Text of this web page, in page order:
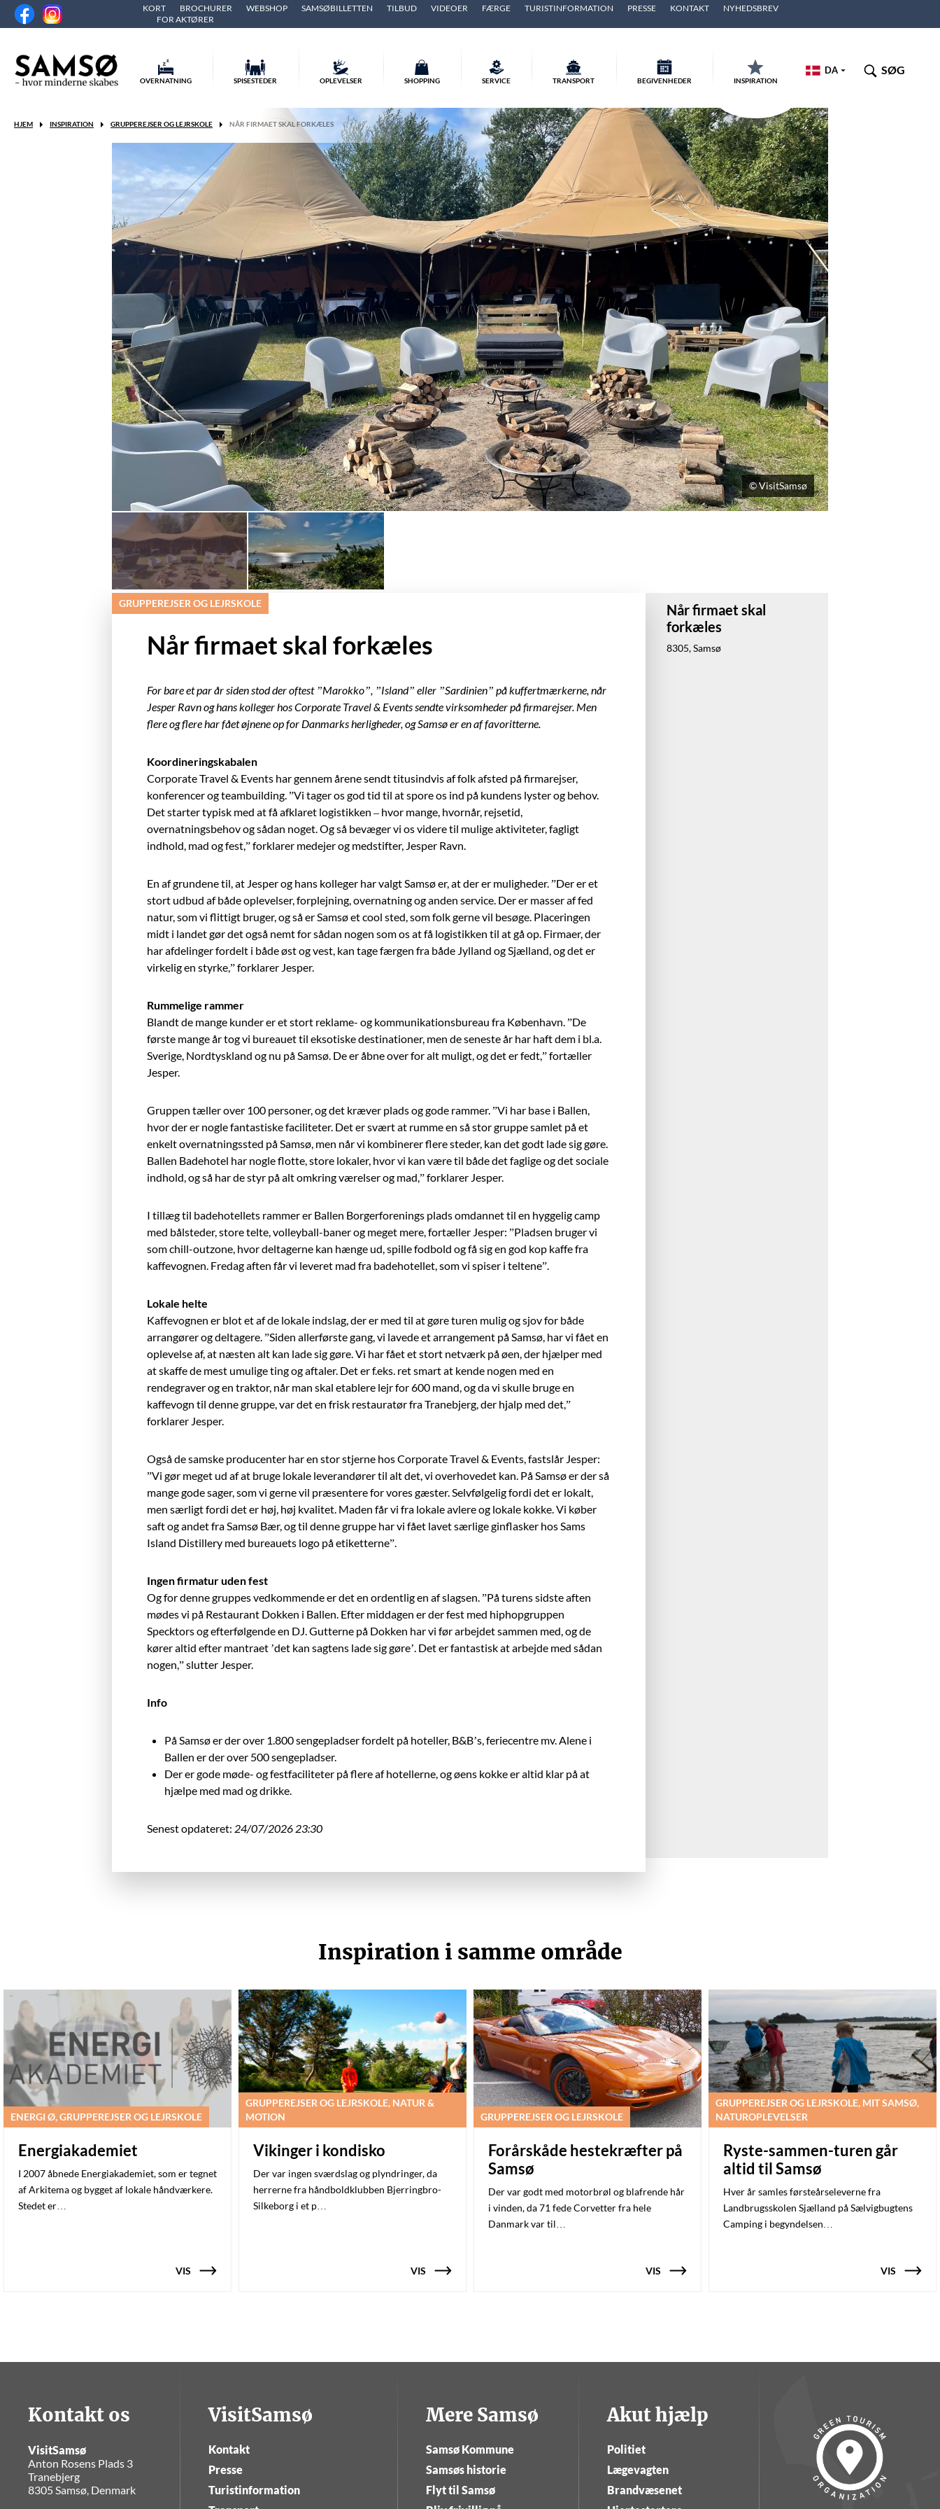
KORT BROCHURER WEBSHOP SAMSØBILLETTEN TILBUD VIDEOER FÆRGE TURISTINFORMATION PRESSE KONTAKT
NYHEDSBREV
FOR AKTØRER
DA SØG
OVERNATNING SPISESTEDER OPLEVELSER SHOPPING SERVICE TRANSPORT BEGIVENHEDER INSPIRATION
HJEM INSPIRATION GRUPPEREJSER OG LEJRSKOLE NÅR FIRMAET SKAL FORKÆLES
© VisitSamsø
GRUPPEREJSER OG LEJRSKOLE
Når firmaet skal forkæles
For bare et par år siden stod der oftest ”Marokko”, ”Island” eller ”Sardinien” på kuffertmærkerne, når
Jesper Ravn og hans kolleger hos Corporate Travel & Events sendte virksomheder på firmarejser. Men
flere og flere har fået øjnene op for Danmarks herligheder, og Samsø er en af favoritterne.
Koordineringskabalen
Corporate Travel & Events har gennem årene sendt titusindvis af folk afsted på firmarejser,
konferencer og teambuilding. ”Vi tager os god tid til at spore os ind på kundens lyster og behov.
Det starter typisk med at få afklaret logistikken – hvor mange, hvornår, rejsetid,
overnatningsbehov og sådan noget. Og så bevæger vi os videre til mulige aktiviteter, fagligt
indhold, mad og fest,” forklarer medejer og medstifter, Jesper Ravn.
En af grundene til, at Jesper og hans kolleger har valgt Samsø er, at der er muligheder. ”Der er et
stort udbud af både oplevelser, forplejning, overnatning og anden service. Der er masser af fed
natur, som vi flittigt bruger, og så er Samsø et cool sted, som folk gerne vil besøge. Placeringen
midt i landet gør det også nemt for sådan nogen som os at få logistikken til at gå op. Firmaer, der
har afdelinger fordelt i både øst og vest, kan tage færgen fra både Jylland og Sjælland, og det er
virkelig en styrke,” forklarer Jesper.
Rummelige rammer
Blandt de mange kunder er et stort reklame- og kommunikationsbureau fra København. ”De
første mange år tog vi bureauet til eksotiske destinationer, men de seneste år har haft dem i bl.a.
Sverige, Nordtyskland og nu på Samsø. De er åbne over for alt muligt, og det er fedt,” fortæller
Jesper.
Gruppen tæller over 100 personer, og det kræver plads og gode rammer. ”Vi har base i Ballen,
hvor der er nogle fantastiske faciliteter. Det er svært at rumme en så stor gruppe samlet på et
enkelt overnatningssted på Samsø, men når vi kombinerer flere steder, kan det godt lade sig gøre.
Ballen Badehotel har nogle flotte, store lokaler, hvor vi kan være til både det faglige og det sociale
indhold, og så har de styr på alt omkring værelser og mad,” forklarer Jesper.
I tillæg til badehotellets rammer er Ballen Borgerforenings plads omdannet til en hyggelig camp
med bålsteder, store telte, volleyball-baner og meget mere, fortæller Jesper: ”Pladsen bruger vi
som chill-outzone, hvor deltagerne kan hænge ud, spille fodbold og få sig en god kop kaffe fra
kaffevognen. Fredag aften får vi leveret mad fra badehotellet, som vi spiser i teltene”.
Lokale helte
Kaffevognen er blot et af de lokale indslag, der er med til at gøre turen mulig og sjov for både
arrangører og deltagere. ”Siden allerførste gang, vi lavede et arrangement på Samsø, har vi fået en
oplevelse af, at næsten alt kan lade sig gøre. Vi har fået et stort netværk på øen, der hjælper med
at skaffe de mest umulige ting og aftaler. Det er f.eks. ret smart at kende nogen med en
rendegraver og en traktor, når man skal etablere lejr for 600 mand, og da vi skulle bruge en
kaffevogn til denne gruppe, var det en frisk restauratør fra Tranebjerg, der hjalp med det,”
forklarer Jesper.
Også de samske producenter har en stor stjerne hos Corporate Travel & Events, fastslår Jesper:
”Vi gør meget ud af at bruge lokale leverandører til alt det, vi overhovedet kan. På Samsø er der så
mange gode sager, som vi gerne vil præsentere for vores gæster. Selvfølgelig fordi det er lokalt,
men særligt fordi det er høj, høj kvalitet. Maden får vi fra lokale avlere og lokale kokke. Vi køber
saft og andet fra Samsø Bær, og til denne gruppe har vi fået lavet særlige ginflasker hos Sams
Island Distillery med bureauets logo på etiketterne”.
Ingen firmatur uden fest
Og for denne gruppes vedkommende er det en ordentlig en af slagsen. ”På turens sidste aften
mødes vi på Restaurant Dokken i Ballen. Efter middagen er der fest med hiphopgruppen
Specktors og efterfølgende en DJ. Gutterne på Dokken har vi før arbejdet sammen med, og de
kører altid efter mantraet ’det kan sagtens lade sig gøre’. Det er fantastisk at arbejde med sådan
nogen,” slutter Jesper.
Info
På Samsø er der over 1.800 sengepladser fordelt på hoteller, B&B’s, feriecentre mv. Alene i
Ballen er der over 500 sengepladser.
Der er gode møde- og festfaciliteter på flere af hotellerne, og øens kokke er altid klar på at
hjælpe med mad og drikke.
Senest opdateret: 24/07/2026 23:30
Når firmaet skal
forkæles
8305, Samsø
Inspiration i samme område
ENERGI Ø, GRUPPEREJSER OG LEJRSKOLE
Energiakademiet
I 2007 åbnede Energiakademiet, som er tegnet
af Arkitema og bygget af lokale håndværkere.
Stedet er…
VIS
GRUPPEREJSER OG LEJRSKOLE, NATUR &
MOTION
Vikinger i kondisko
Der var ingen sværdslag og plyndringer, da
herrerne fra håndboldklubben Bjerringbro-
Silkeborg i et p…
VIS
GRUPPEREJSER OG LEJRSKOLE
Forårskåde hestekræfter på
Samsø
Der var godt med motorbrøl og blafrende hår
i vinden, da 71 fede Corvetter fra hele
Danmark var til…
VIS
GRUPPEREJSER OG LEJRSKOLE, MIT SAMSØ,
NATUROPLEVELSER
Ryste-sammen-turen går
altid til Samsø
Hver år samles førsteårseleverne fra
Landbrugsskolen Sjælland på Sælvigbugtens
Camping i begyndelsen…
VIS
Kontakt os
VisitSamsø
Anton Rosens Plads 3
Tranebjerg
8305 Samsø, Denmark
VisitSamsø
Kontakt
Presse
Turistinformation
Mere Samsø
Samsø Kommune
Samsøs historie
Flyt til Samsø
Akut hjælp
Politiet
Lægevagten
Brandvæsenet